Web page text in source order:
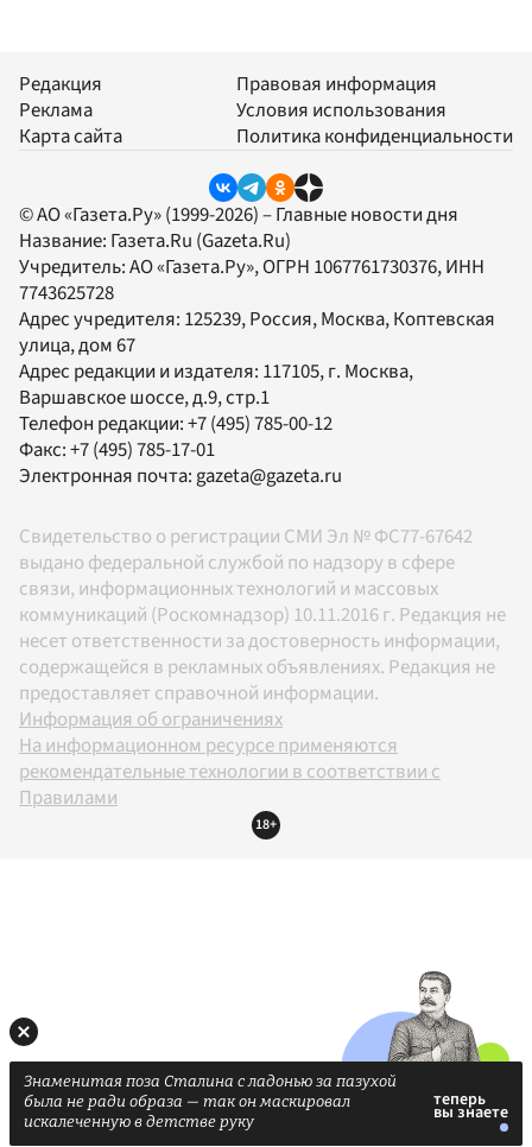
Редакция
Реклама
Карта сайта
Правовая информация
Условия использования
Политика конфиденциальности
© АО «Газета.Ру» (1999-2026) – Главные новости дня
Название: Газета.Ru (Gazeta.Ru)
Учредитель:АО «Газета.Ру», ОГРН 1067761730376, ИНН
7743625728
Адрес учредителя: 125239, Россия, Москва, Коптевская
улица, дом 67
Адрес редакции и издателя: 117105, г. Москва,
Варшавское шоссе, д.9, стр.1
Телефон редакции:+7 (495) 785-00-12
Факс:+7 (495) 785-17-01
Электронная почта: gazeta@gazeta.ru
Свидетельство о регистрации СМИ Эл № ФС77-67642
выдано федеральной службой по надзору в сфере
связи, информационных технологий и массовых
коммуникаций (Роскомнадзор) 10.11.2016 г. Редакция не
несет ответственности за достоверность информации,
содержащейся в рекламных объявлениях. Редакция не
предоставляет справочной информации.
Информация об ограничениях
На информационном ресурсе применяются
рекомендательные технологии в соответствии с
Правилами
18+
Знаменитая поза Сталина с ладонью за пазухой
была не ради образа — так он маскировал
искалеченную в детстве руку